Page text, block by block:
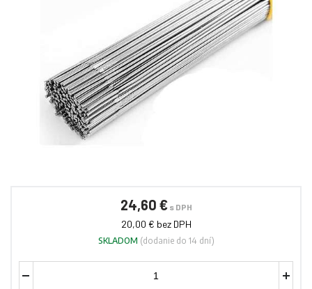
24,60 € s DPH
20,00 € bez DPH
SKLADOM (dodanie do 14 dní)